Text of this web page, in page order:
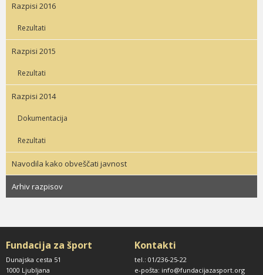
Razpisi 2016
Rezultati
Razpisi 2015
Rezultati
Razpisi 2014
Dokumentacija
Rezultati
Navodila kako obveščati javnost
Arhiv razpisov
Fundacija za šport
Dunajska cesta 51
1000 Ljubljana
Kontakti
tel.: 01/236-25-22
e-pošta: info@fundacijazasport.org